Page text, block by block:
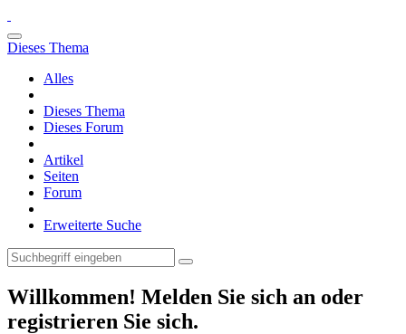
Dieses Thema
Alles
Dieses Thema
Dieses Forum
Artikel
Seiten
Forum
Erweiterte Suche
Willkommen! Melden Sie sich an oder
registrieren Sie sich.